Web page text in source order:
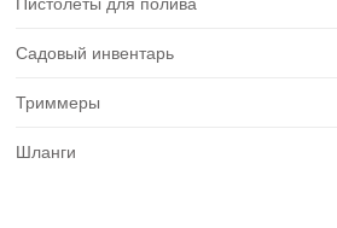
Садовый инвентарь
Триммеры
Шланги